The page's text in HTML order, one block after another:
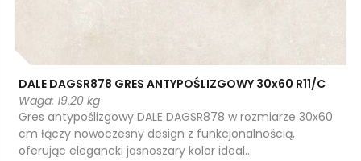
DALE DAGSR878 GRES ANTYPOŚLIZGOWY 30x60 R11/C
Waga: 19.20 kg
Gres antypoślizgowy DALE DAGSR878 w rozmiarze 30x60
cm łączy nowoczesny design z funkcjonalnością,
oferując elegancki jasnoszary kolor ideal...